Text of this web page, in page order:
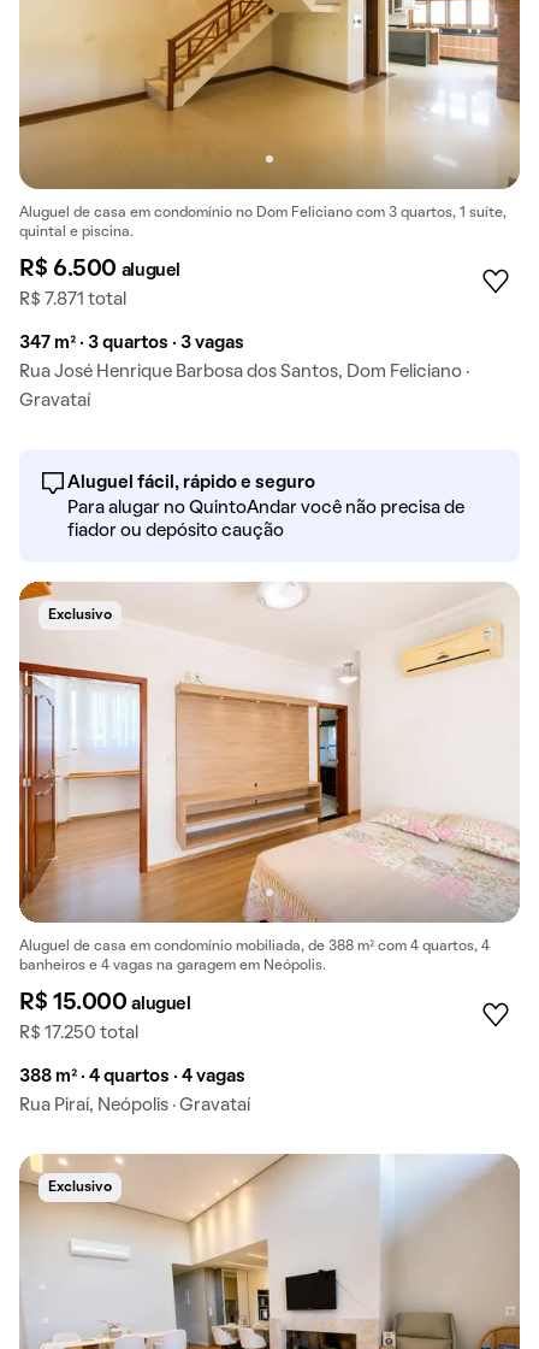
Aluguel de casa em condomínio no Dom Feliciano com 3 quartos, 1 suíte,
quintal e piscina.
R$ 6.500 aluguel
R$ 7.871 total
347 m² · 3 quartos · 3 vagas
Rua José Henrique Barbosa dos Santos, Dom Feliciano ·
Gravataí
Aluguel fácil, rápido e seguro
Para alugar no QuintoAndar você não precisa de
fiador ou depósito caução
Exclusivo
Aluguel de casa em condomínio mobiliada, de 388 m² com 4 quartos, 4
banheiros e 4 vagas na garagem em Neópolis.
R$ 15.000aluguel
R$ 17.250 total
388 m² · 4 quartos · 4 vagas
Rua Piraí, Neópolis · Gravataí
Exclusivo